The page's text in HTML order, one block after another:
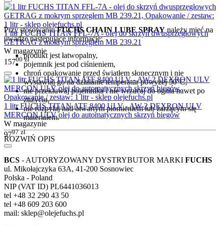
Przy stosowaniuFUCHS CHAIN LUBE SPRAYnależy mieć na
uwadze następujące informacje:
produkt jest łatwopalny,
pojemnik jest pod ciśnieniem,
chroń opakowanie przed światłem słonecznym i nie
wystawiaj go na działanie temperatur powyżej 50°C,
nie przekłuwaj pojemnika i nie wrzucaj do ognia nawet po
zużyciu,
nie rozpylaj nad otwartym płomieniem lub żarzącym się
materiałem.
ROZWIŃ OPIS
1 litr FUCHS TITAN FFL-7A - olej do skrzyń dwusprzęgłowych
GETRAG z mokrym sprzęgłem MB 239.21
W magazynie
15700 zł
1 litr FUCHS TITAN ATF 8400 ULV - AW-2 DEXRON ULV
MERCON ULV olej do automatycznych skrzyń biegów
W magazynie
9797 zł
BCS - AUTORYZOWANY DYSTRYBUTOR MARKI FUCHS
ul. Mikołajczyka 63A, 41-200 Sosnowiec
Polska - Poland
NIP (VAT ID) PL6441036013
tel +48 32 290 43 50
tel +48 609 203 600
mail: sklep@olejefuchs.pl